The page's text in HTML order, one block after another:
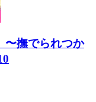
撫でられつか